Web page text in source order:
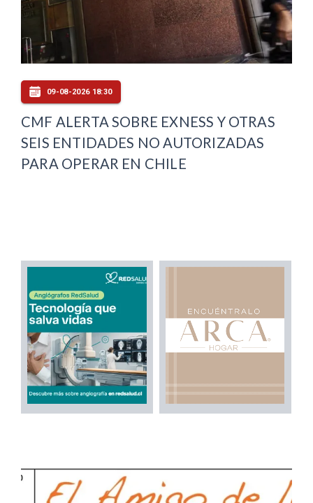
09-08-2026 18:30
CMF ALERTA SOBRE EXNESS Y OTRAS
SEIS ENTIDADES NO AUTORIZADAS
PARA OPERAR EN CHILE